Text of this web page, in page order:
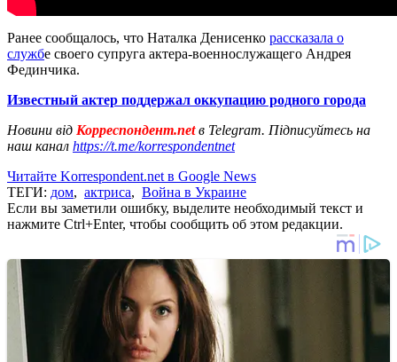
Ранее сообщалось, что Наталка Денисенко рассказала о
службе своего супруга актера-военнослужащего Андрея
Фединчика.
Известный актер поддержал оккупацию родного города
Новини від Корреспондент.netв Telegram. Підписуйтесь на
наш канал https://t.me/korrespondentnet
Читайте Korrespondent.net в Google News
ТЕГИ: дом, актриса, Война в Украине
Если вы заметили ошибку, выделите необходимый текст и
нажмите Ctrl+Enter, чтобы сообщить об этом редакции.